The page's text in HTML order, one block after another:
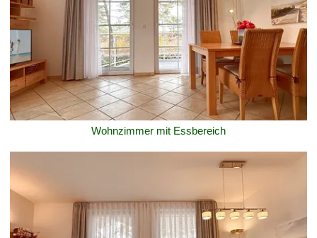
Wohnzimmer mit Essbereich